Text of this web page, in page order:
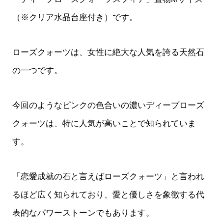
（※クリア水晶台座付き）です。
ローズクォーツは、女性に絶大な人気を誇る天然石
の一つです。
今回のようなピンクの色合いの濃いディープローズ
クォーツは、特に人気が高いことで知られていま
す。
「恋愛成就の石と言えばローズクォーツ」と言われ
るほど広く知られており、愛と優しさを象徴する代
表的なパワーストーンでもあります。